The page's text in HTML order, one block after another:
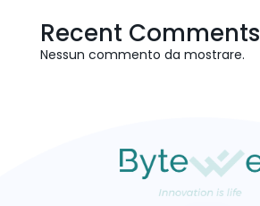
Recent Comments
Nessun commento da mostrare.